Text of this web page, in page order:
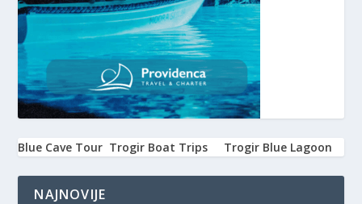
Blue Cave Tour Trogir Boat Trips Trogir Blue Lagoon
NAJNOVIJE